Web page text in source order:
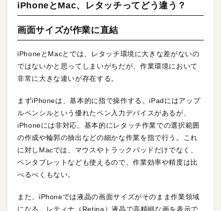
iPhoneとMac、レタッチってどう違う？
画面サイズが作業に直結
iPhoneとMacとでは、レタッチ環境に大きな差がないの
ではないかと思ってしまいがちだが、作業環境において
非常に大きな違いが存在する。
まずiPhoneは、基本的に指で操作する。iPadにはアップ
ルペンシルという優れたペン入力デバイスがあるが、
iPhoneには非対応。基本的にレタッチ作業での選択範囲
の作成や輪郭の抽出などの細かな作業を指で行う。これ
に対しMacでは、マウスやトラックパッドだけでなく、
ペンタブレットなども使えるので、作業効率や精度は比
べるべくもない。
また、iPhoneでは液晶の画面サイズがそのまま作業領域
になる。レティナ（Retina）液晶で高精細な画を表示で